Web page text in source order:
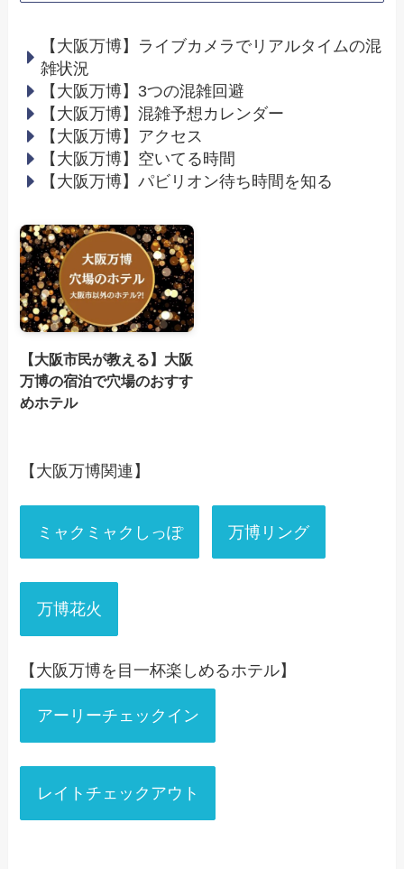
【大阪万博】ライブカメラでリアルタイムの混
雑状況
【大阪万博】3つの混雑回避
【大阪万博】混雑予想カレンダー
【大阪万博】アクセス
【大阪万博】空いてる時間
【大阪万博】パビリオン待ち時間を知る
【大阪市民が教える】大阪
万博の宿泊で穴場のおすす
めホテル
【大阪万博関連】
ミャクミャクしっぽ 万博リング
万博花火
【大阪万博を目一杯楽しめるホテル】
アーリーチェックイン
レイトチェックアウト